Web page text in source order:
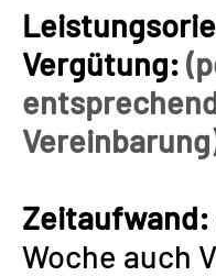
Vergütung:
Zeitaufwand:
Woche auch